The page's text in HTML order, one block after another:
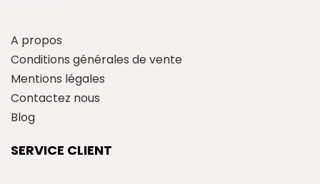
A propos
Conditions générales de vente
Mentions légales
Contactez nous
Blog
SERVICE CLIENT